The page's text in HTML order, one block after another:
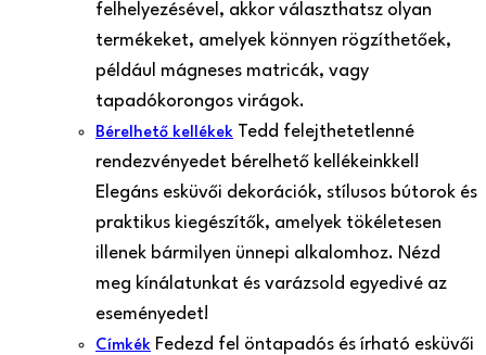
felhelyezésével, akkor választhatsz olyan
termékeket, amelyek könnyen rögzíthetőek,
például mágneses matricák, vagy
tapadókorongos virágok.
Bérelhető kellékek Tedd felejthetetlenné
rendezvényedet bérelhető kellékeinkkel!
Elegáns esküvői dekorációk, stílusos bútorok és
praktikus kiegészítők, amelyek tökéletesen
illenek bármilyen ünnepi alkalomhoz. Nézd
meg kínálatunkat és varázsold egyedivé az
eseményedet!
Címkék Fedezd fel öntapadós és írható esküvői